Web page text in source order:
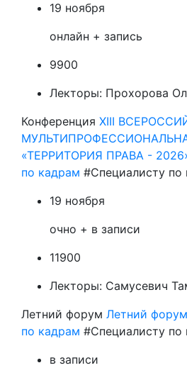
19 ноября
онлайн + запись
9900
Лекторы: Прохорова
Конференция XIII
«ТЕРРИТОРИЯ ПРАВА -
по кадрам #Специалисту по
19 ноября
очно + в записи
11900
Лекторы: Самусевич
Летний форум Летний
по кадрам #Специалисту по
в записи